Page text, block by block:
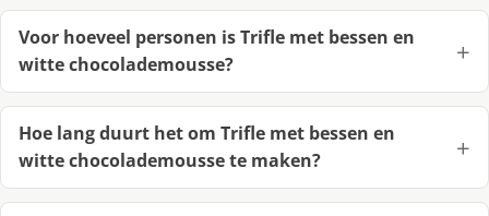
Voor hoeveel personen is Trifle met bessen en
witte chocolademousse?
Hoe lang duurt het om Trifle met bessen en
witte chocolademousse te maken?